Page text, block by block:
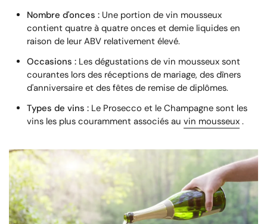
Nombre d'onces :Une portion de vin mousseux
contient quatre à quatre onces et demie liquides en
raison de leur ABV relativement élevé.
Occasions :Les dégustations de vin mousseux sont
courantes lors des réceptions de mariage, des dîners
d'anniversaire et des fêtes de remise de diplômes.
Types de vins :Le Prosecco et le Champagne sont les
vins les plus couramment associés au vin mousseux.